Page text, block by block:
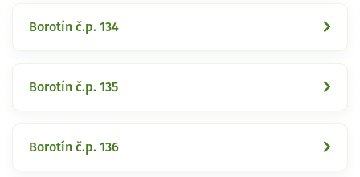
Borotín č.p. 134
Borotín č.p. 135
Borotín č.p. 136